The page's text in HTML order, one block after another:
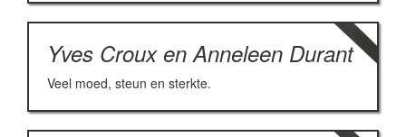
Yves Croux en Anneleen Durant
Veel moed, steun en sterkte.